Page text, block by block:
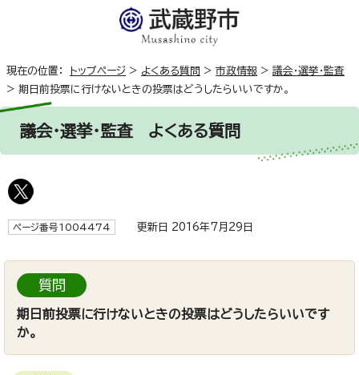
現在の位置： トップページ > よくある質問 > 市政情報 > 議会・選挙・監査
> 期日前投票に行けないときの投票はどうしたらいいですか。
議会・選挙・監査よくある質問
ページ番号1004474 更新日 2016年7月29日
質問
期日前投票に行けないときの投票はどうしたらいいです
か。